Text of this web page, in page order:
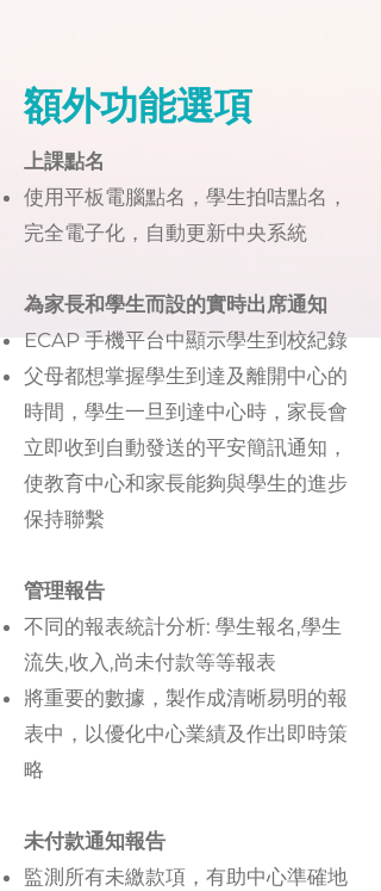
額外功能選項
上課點名
使用平板電腦點名，學生拍咭點名，
完全電子化，自動更新中央系統
為家長和學生而設的實時出席通知
ECAP 手機平台中顯示學生到校紀錄
父母都想掌握學生到達及離開中心的
時間， 學生一旦到達中心時，家長會
立即收到 自動發送的平安簡訊通知，
使教育中心和家長能夠與學生的進步
保持聯繫
管理報告
不同的報表統計分析: 學生報名,學生
流失,收入,尚未付款等等報表
將重要的數據，製作成清晰易明的報
表中，以優化中心業績及作出即時策
略
未付款通知報告
監測所有未繳款項，有助中心準確地